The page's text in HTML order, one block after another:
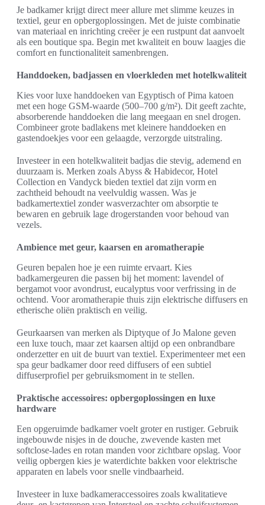
Je badkamer krijgt direct meer allure met slimme keuzes in
textiel, geur en opbergoplossingen. Met de juiste combinatie
van materiaal en inrichting creëer je een rustpunt dat aanvoelt
als een boutique spa. Begin met kwaliteit en bouw laagjes die
comfort en functionaliteit samenbrengen.
Handdoeken, badjassen en vloerkleden met hotelkwaliteit
Kies voor luxe handdoeken van Egyptisch of Pima katoen
met een hoge GSM-waarde (500–700 g/m²). Dit geeft zachte,
absorberende handdoeken die lang meegaan en snel drogen.
Combineer grote badlakens met kleinere handdoeken en
gastendoekjes voor een gelaagde, verzorgde uitstraling.
Investeer in een hotelkwaliteit badjas die stevig, ademend en
duurzaam is. Merken zoals Abyss & Habidecor, Hotel
Collection en Vandyck bieden textiel dat zijn vorm en
zachtheid behoudt na veelvuldig wassen. Was je
badkamertextiel zonder wasverzachter om absorptie te
bewaren en gebruik lage drogerstanden voor behoud van
vezels.
Ambience met geur, kaarsen en aromatherapie
Geuren bepalen hoe je een ruimte ervaart. Kies
badkamergeuren die passen bij het moment: lavendel of
bergamot voor avondrust, eucalyptus voor verfrissing in de
ochtend. Voor aromatherapie thuis zijn elektrische diffusers en
etherische oliën praktisch en veilig.
Geurkaarsen van merken als Diptyque of Jo Malone geven
een luxe touch, maar zet kaarsen altijd op een onbrandbare
onderzetter en uit de buurt van textiel. Experimenteer met een
spa geur badkamer door reed diffusers of een subtiel
diffuserprofiel per gebruiksmoment in te stellen.
Praktische accessoires: opbergoplossingen en luxe
hardware
Een opgeruimde badkamer voelt groter en rustiger. Gebruik
ingebouwde nisjes in de douche, zwevende kasten met
softclose-lades en rotan manden voor zichtbare opslag. Voor
veilig opbergen kies je waterdichte bakken voor elektrische
apparaten en labels voor snelle vindbaarheid.
Investeer in luxe badkameraccessoires zoals kwalitatieve